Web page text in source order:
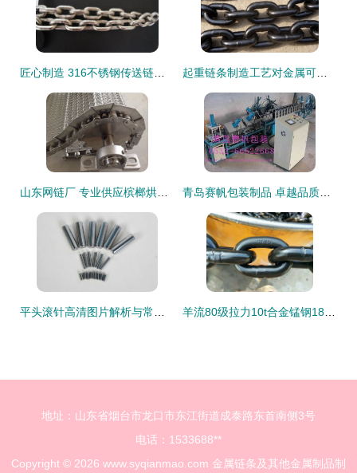
地址：山东省烟台市龙口市东江街道成泰路东首南侧3号
电话：1533688**
Copyright © 2026 www.syqianmao.com 金属链条及其他金属制品制